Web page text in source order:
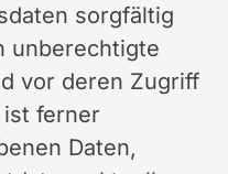
sorgfältig
unberechtigte
vor deren Zugriff
ist ferner
Daten,